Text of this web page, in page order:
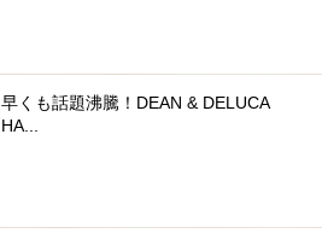
早くも話題沸騰！DEAN & DELUCA
HA...